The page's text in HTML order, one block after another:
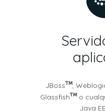
JBoss ,
Glassfish
o
Java EE